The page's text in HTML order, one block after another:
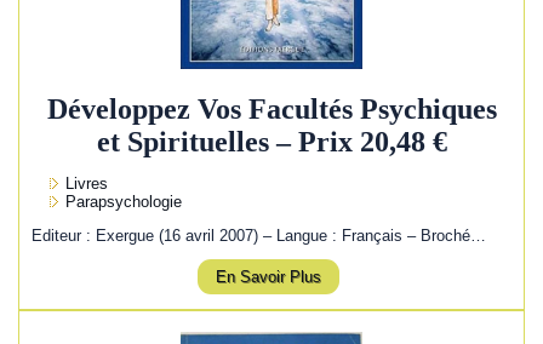
Développez Vos Facultés Psychiques
et Spirituelles – Prix 20,48 €
Livres
Parapsychologie
Editeur : Exergue (16 avril 2007) – Langue : Français – Broché…
En Savoir Plus